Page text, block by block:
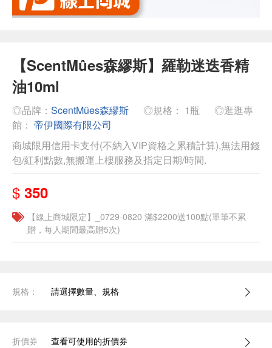
【ScentMûes森繆斯】羅勒迷迭香精
油10ml
◎品牌： ScentMûes森繆斯 ◎規格： 1瓶
◎逛逛專
館： 帝伊國際有限公司
商城限用信用卡支付(不納入VIP資格之累積計算),無法用錢
包/紅利點數,無搬運上樓服務及指定日期/時間.
$ 350
【線上商城限定】_0729-0820 滿$2200送100點(單筆不累
贈，每人期間最高贈5次)
規格： 請選擇數量、規格
折價券 查看可使用的折價券